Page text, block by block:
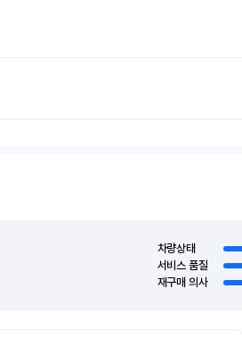
차량상태
서비스 품질
재구매 의사